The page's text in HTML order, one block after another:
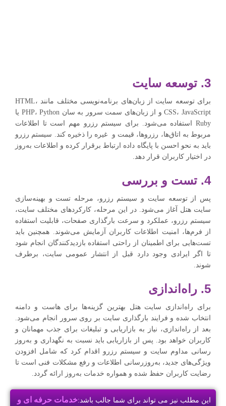
3. توسعه سایت
برای توسعه سایت از زبان‌های برنامه‌نویسی مختلف مانند HTML،
CSS، JavaScript و از زبان‌های سمت سرور به سان PHP، Python یا
Ruby استفاده می‌شود. برای سیستم رزرو مهم است تا اطلاعات
مربوط به اتاق‌ها، رزروها، قیمت‌ و غیره را ذخیره کند. سیستم رزرو
باید به‌ نحو احسن با پایگاه داده ارتباط برقرار کرده و اطلاعات به‌روز
در اختیار کاربران قرار ‌دهد.
4. تست و بررسی
پس از توسعه سایت و سیستم رزرو، مرحله تست و بهینه‌سازی
سایت هتل آغاز می‌شود. در این مرحله، کارکردهای مختلف سایت،
سیستم رزرو، عملکرد و سرعت بارگذاری صفحات، قابلیت استفاده
از فرم‌ها، امنیت اطلاعات کاربران آزمایش می‌شوند. همچنین باید
تست‌هایی برای اطمینان از راحتی استفاده بازدیدکنندگان انجام شود
تا اگر ایرادی وجود دارد قبل از انتشار عمومی سایت، برطرف
شوند.
5. راه‌اندازی
برای راه‌اندازی سایت هتل بهترین گزینه‌ها برای هاست و دامنه
انتخاب شده و فرایند بارگذاری سایت بر روی سرور انجام می‌شود.
بعد از راه‌اندازی، نیاز به بازاریابی و تبلیغات برای جذب مهمانان و
کاربران خواهد بود. پس از بازاریابی باید نسبت به نگهداری و به‌روز
رسانی مداوم سایت و سیستم رزرو اقدام کرد که شامل افزودن
ویژگی‌های جدید، به‌روزرسانی اطلاعات و رفع مشکلات فنی است تا
رضایت کاربران حفظ شده و همواره خدمات به‌روز ارائه گردد.
این مطلب نیز می تواند برای شما جالب باشد:خدمات حرفه ای و